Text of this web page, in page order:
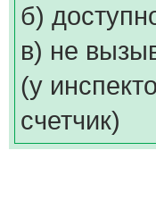
б)
в) не
(у
счетчик)